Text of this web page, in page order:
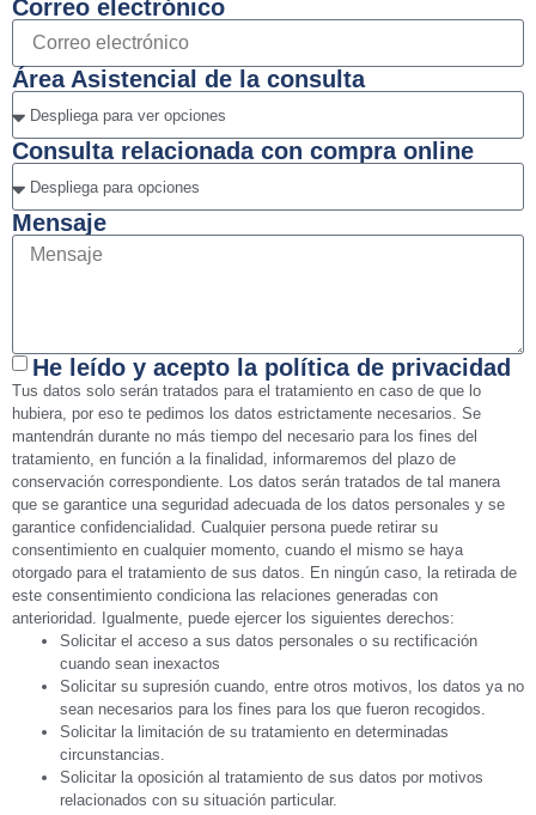
Correo electrónico
Área Asistencial de la consulta
Consulta relacionada con compra online
Mensaje
He leído y acepto la política de privacidad
Tus datos solo serán tratados para el tratamiento en caso de que lo
hubiera, por eso te pedimos los datos estrictamente necesarios. Se
mantendrán durante no más tiempo del necesario para los fines del
tratamiento, en función a la finalidad, informaremos del plazo de
conservación correspondiente. Los datos serán tratados de tal manera
que se garantice una seguridad adecuada de los datos personales y se
garantice confidencialidad. Cualquier persona puede retirar su
consentimiento en cualquier momento, cuando el mismo se haya
otorgado para el tratamiento de sus datos. En ningún caso, la retirada de
este consentimiento condiciona las relaciones generadas con
anterioridad. Igualmente, puede ejercer los siguientes derechos:
Solicitar el acceso a sus datos personales o su rectificación
cuando sean inexactos
Solicitar su supresión cuando, entre otros motivos, los datos ya no
sean necesarios para los fines para los que fueron recogidos.
Solicitar la limitación de su tratamiento en determinadas
circunstancias.
Solicitar la oposición al tratamiento de sus datos por motivos
relacionados con su situación particular.